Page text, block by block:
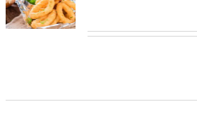
CART
/
DETTAGLI